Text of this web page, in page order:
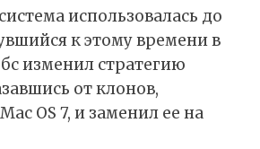
использовалась до
к этому времени в
изменил стратегию
от клонов,
OS 7, и заменил ее на